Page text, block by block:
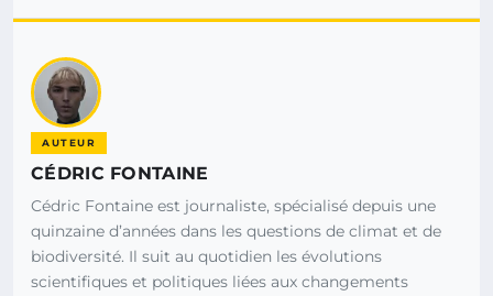
AUTEUR
CÉDRIC FONTAINE
Cédric Fontaine est journaliste, spécialisé depuis une
quinzaine d’années dans les questions de climat et de
biodiversité. Il suit au quotidien les évolutions
scientifiques et politiques liées aux changements